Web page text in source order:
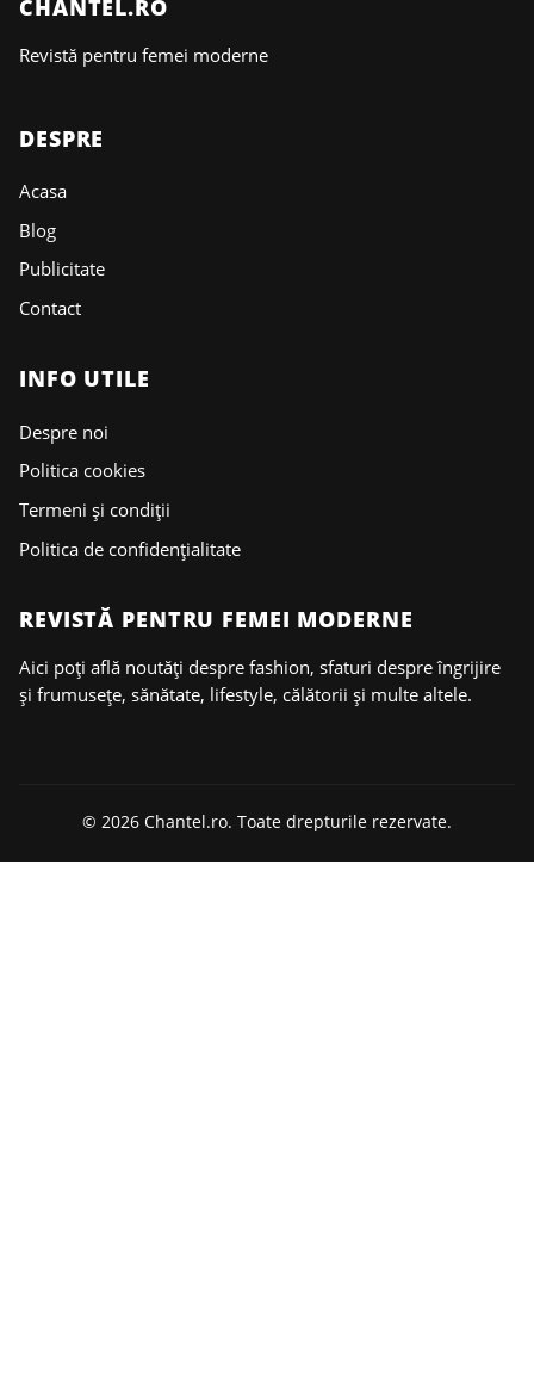
CHANTEL.RO
Revistă pentru femei moderne
DESPRE
Acasa
Blog
Publicitate
Contact
INFO UTILE
Despre noi
Politica cookies
Termeni și condiții
Politica de confidențialitate
REVISTĂ PENTRU FEMEI MODERNE
Aici poți află noutăți despre fashion, sfaturi despre îngrijire
și frumusețe, sănătate, lifestyle, călătorii și multe altele.
© 2026 Chantel.ro. Toate drepturile rezervate.